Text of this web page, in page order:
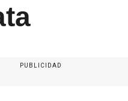
PUBLICIDAD